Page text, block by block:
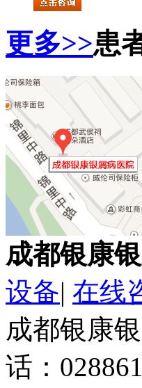
更多>>患
成都银康
设备| 在线
成都银康
话：